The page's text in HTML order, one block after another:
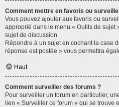
Comment mettre en favoris ou
Vous pouvez ajouter aux favoris ou
approprié dans le menu « Outils de sujet
sujet de discussion.
Répondre à un sujet en cochant la case
réponse est postée » vous permettra
Haut
Comment surveiller des forums ?
Pour surveiller un forum en particulier,
lien « Surveiller ce forum » qui se trouve